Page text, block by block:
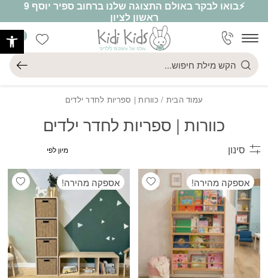
Skip to Content
⚡בואו לבקר באולם התצוגה שלנו ברחוב ספיר יוסף 9
ראשון לציון
הרשימה
חיפוש
עמוד הבית / כוורות | ספריות לחדר ילדים
כוורות | ספריות לחדר ילדים
סינון
Add wishlist אספקה מהירה! אספקה מהירה!
בחזרה למעלה